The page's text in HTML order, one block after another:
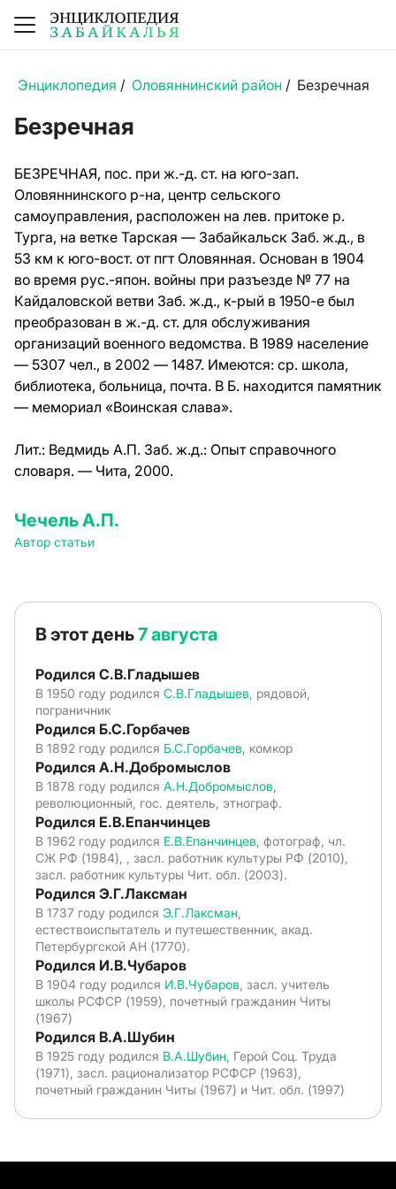
Энциклопедия / Оловяннинский район / Безречная
Безречная
БЕЗРЕЧНАЯ, пос. при ж.-д. ст. на юго-зап.
Оловяннинского р-на, центр сельского
самоуправления, расположен на лев. притоке р.
Турга, на ветке Тарская — Забайкальск Заб. ж.д., в
53 км к юго-вост. от пгт Оловянная. Основан в 1904
во время рус.-япон. войны при разъезде № 77 на
Кайдаловской ветви Заб. ж.д., к-рый в 1950-е был
преобразован в ж.-д. ст. для обслуживания
организаций военного ведомства. В 1989 население
— 5307 чел., в 2002 — 1487. Имеются: ср. школа,
библиотека, больница, почта. В Б. находится памятник
— мемориал «Воинская слава».
Лит.: Ведмидь А.П. Заб. ж.д.: Опыт справочного
словаря. — Чита, 2000.
Чечель А.П.
Автор статьи
В этот день7 августа
Родился С.В.Гладышев
В 1950 году родился С.В.Гладышев , рядовой,
пограничник
Родился Б.С.Горбачев
В 1892 году родился Б.С.Горбачев , комкор
Родился А.Н.Добромыслов
В 1878 году родился А.Н.Добромыслов
революционный, гос. деятель, этнограф.
Родился Е.В.Епанчинцев
В 1962 году родился Е.В.Епанчинцев , фотограф, чл.
СЖ РФ (1984), , засл. работник культуры РФ (2010),
засл. работник культуры Чит. обл. (2003).
Родился Э.Г.Лаксман
В 1737 году родился Э.Г.Лаксман
естествоиспытатель и путешественник, акад.
Петербургской АН (1770).
Родился И.В.Чубаров
В 1904 году родился И.В.Чубаров , засл. учитель
школы РСФСР (1959), почетный гражданин Читы
(1967)
Родился В.А.Шубин
В 1925 году родился В.А.Шубин , Герой Соц. Труда
(1971), засл. рационализатор РСФСР (1963),
почетный гражданин Читы (1967) и Чит. обл. (1997)